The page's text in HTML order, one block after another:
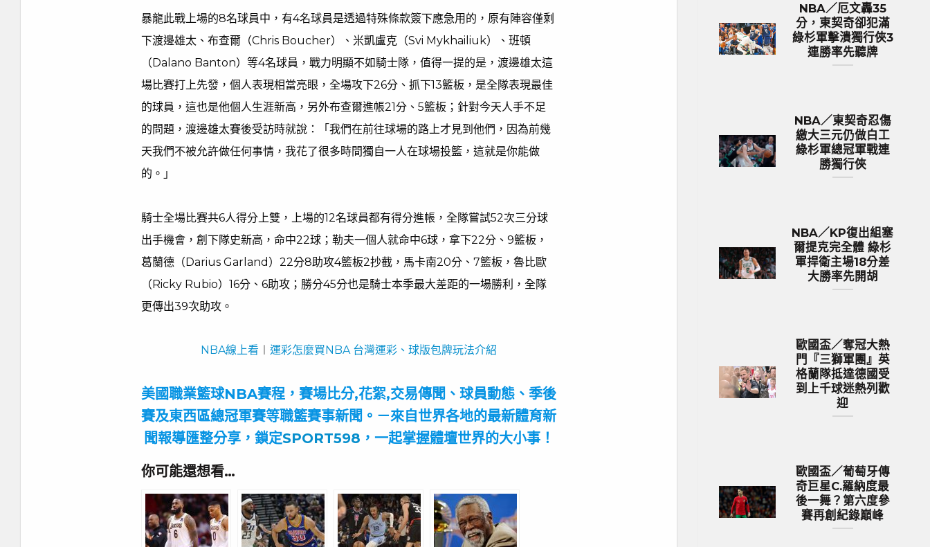
暴龍此戰上場的8名球員中，有4名球員是透過特殊條款簽下應急用的，原有陣容僅剩
下渡邊雄太、布查爾（Chris Boucher）、米凱盧克（Svi Mykhailiuk）、班頓
（Dalano Banton）等4名球員，戰力明顯不如騎士隊，值得一提的是，渡邊雄太這
場比賽打上先發，個人表現相當亮眼，全場攻下26分、抓下13籃板，是全隊表現最佳
的球員，這也是他個人生涯新高，另外布查爾進帳21分、5籃板；針對今天人手不足
的問題，渡邊雄太賽後受訪時就說：「我們在前往球場的路上才見到他們，因為前幾
天我們不被允許做任何事情，我花了很多時間獨自一人在球場投籃，這就是你能做
的。」
騎士全場比賽共6人得分上雙，上場的12名球員都有得分進帳，全隊嘗試52次三分球
出手機會，創下隊史新高，命中22球；勒夫一個人就命中6球，拿下22分、9籃板，
葛蘭德（Darius Garland）22分8助攻4籃板2抄截，馬卡南20分、7籃板，魯比歐
（Ricky Rubio）16分、6助攻；勝分45分也是騎士本季最大差距的一場勝利，全隊
更傳出39次助攻。
NBA線上看 運彩怎麼買NBA 台灣運彩、球版包牌玩法介紹
美國職業籃球NBA賽程，賽場比分,花絮,交易傳聞、球員動態、季後
賽及東西區總冠軍賽等職籃賽事新聞。－來自世界各地的最新體育新
聞報導匯整分享，鎖定SPORT598 ，一起掌握體壇世界的大小事！
你可能還想看…
NBA／厄文轟35
分，東契奇卻犯滿
綠杉軍擊潰獨行俠3
連勝率先聽牌
NBA／東契奇忍傷
繳大三元仍做白工
綠杉軍總冠軍戰連
勝獨行俠
NBA／KP復出組塞
爾提克完全體 綠杉
軍捍衛主場18分差
大勝率先開胡
歐國盃／奪冠大熱
門『三獅軍團』英
格蘭隊抵達德國受
到上千球迷熱列歡
迎
歐國盃／葡萄牙傳
奇巨星C.羅納度最
後一舞？第六度參
賽再創紀錄巔峰